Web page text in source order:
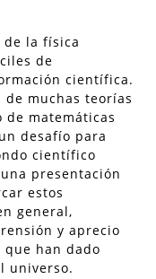
de la física
de
científica.
muchas teorías
de matemáticas
desafío para
científico
presentación
estos
general,
y aprecio
han dado
universo.